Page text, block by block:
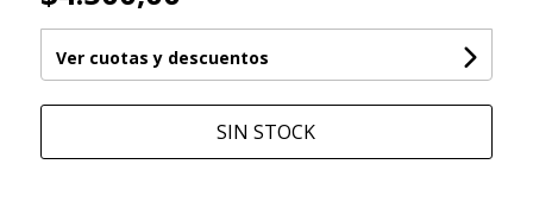
Ver cuotas y descuentos
SIN STOCK